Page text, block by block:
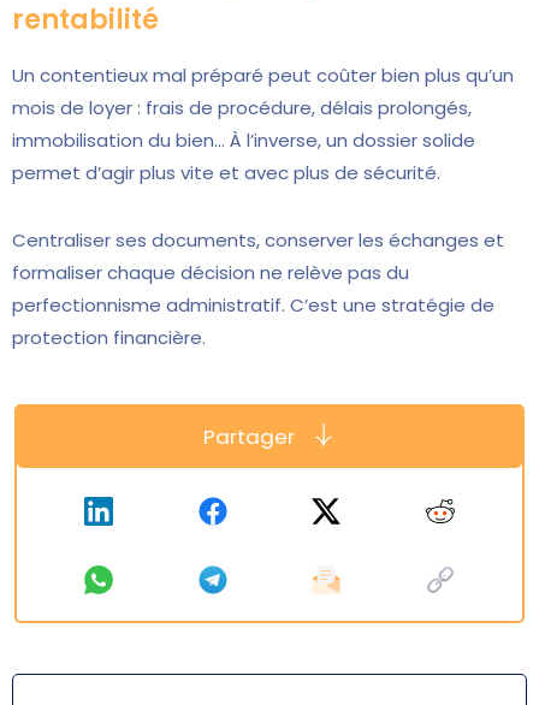
rentabilité
Un contentieux mal préparé peut coûter bien plus qu’un
mois de loyer : frais de procédure, délais prolongés,
immobilisation du bien… À l’inverse, un dossier solide
permet d’agir plus vite et avec plus de sécurité.
Centraliser ses documents, conserver les échanges et
formaliser chaque décision ne relève pas du
perfectionnisme administratif. C’est une stratégie de
protection financière.
Partager